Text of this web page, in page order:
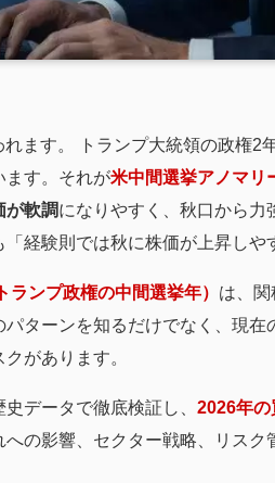
れます。 トランプ大統領の政権2
ます。それが米中間選挙アノマリ
が軟調になりやすく、秋口から力
経験則では秋に株価が上昇しや
ランプ政権の中間選挙年） は、
ターンを知るだけでなく、現在
があります。
データで徹底検証し、 2026年の
の影響、セクター戦略、リス